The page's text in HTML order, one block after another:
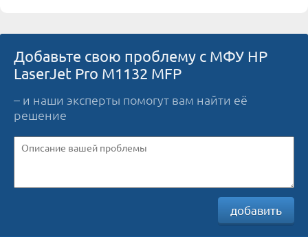
Добавьте свою проблему с МФУ HP
LaserJet Pro M1132 MFP
– и наши эксперты помогут вам найти её
решение
добавить